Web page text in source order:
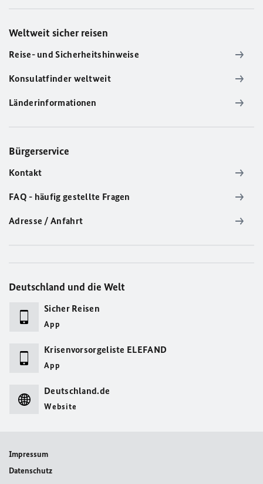
Weltweit sicher reisen
Reise- und Sicherheitshinweise
Konsulatfinder weltweit
Länderinformationen
Bürgerservice
Kontakt
FAQ - häufig gestellte Fragen
Adresse / Anfahrt
Deutschland und die Welt
Sicher Reisen
App
Krisenvorsorgeliste ELEFAND
App
Deutschland.de
Website
Impressum
Datenschutz